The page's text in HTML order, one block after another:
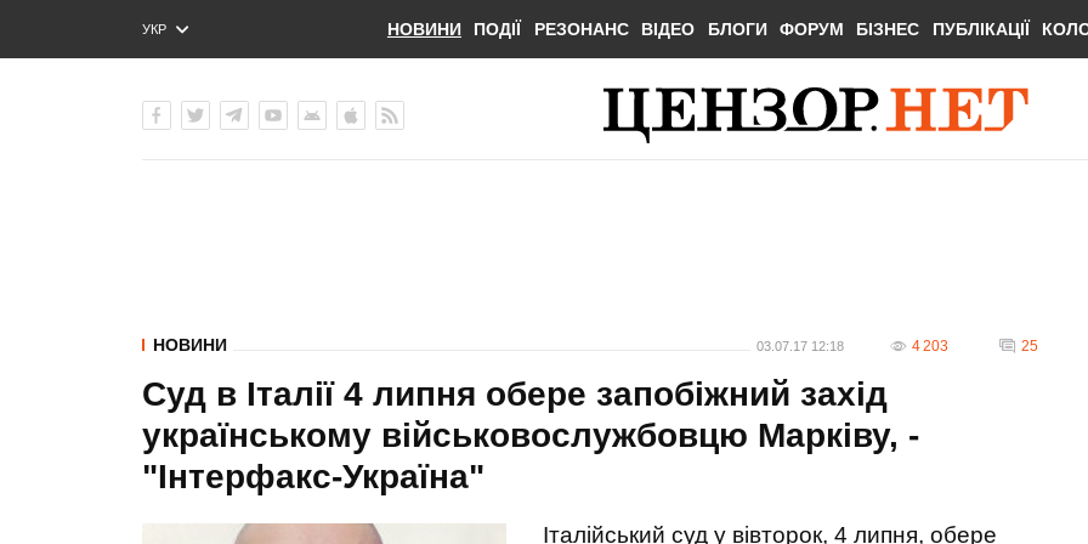
УКР
ENG
НОВИНИ ПОДІЇ РЕЗОНАНС ВІДЕО БЛОГИ ФОРУМ БІЗНЕС ПУБЛІКАЦІЇ
НОВИНИ 03.07.17 12:18 4 203 25
Суд в Італії 4 липня обере запобіжний захід
українському військовослужбовцю Марківу, -
"Інтерфакс-Україна"
Італійський суд у вівторок, 4 липня, обере